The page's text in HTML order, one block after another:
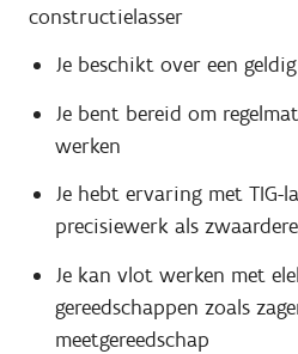
constructielasser
Je beschikt over een
Je bent bereid om
werken
Je hebt ervaring met TIG-
precisiewerk als
Je kan vlot werken met
gereedschappen zoals
meetgereedschap